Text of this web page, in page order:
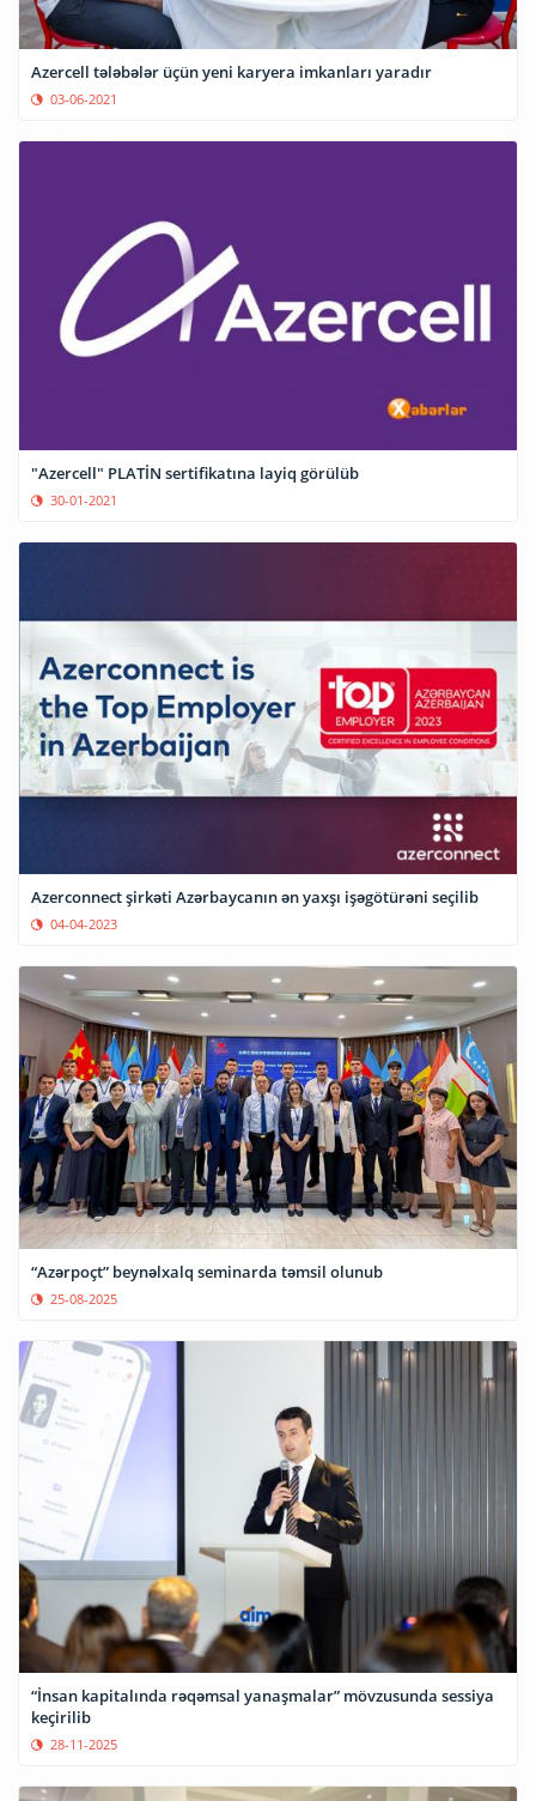
Azercell tələbələr üçün yeni karyera imkanları yaradır
03-06-2021
"Azercell" PLATİN sertifikatına layiq görülüb
30-01-2021
Azerconnect şirkəti Azərbaycanın ən yaxşı işəgötürəni seçilib
04-04-2023
“Azərpoçt” beynəlxalq seminarda təmsil olunub
25-08-2025
“İnsan kapitalında rəqəmsal yanaşmalar” mövzusunda sessiya
keçirilib
28-11-2025